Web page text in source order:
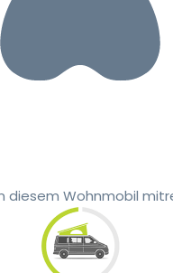
diesem Wohnmobil